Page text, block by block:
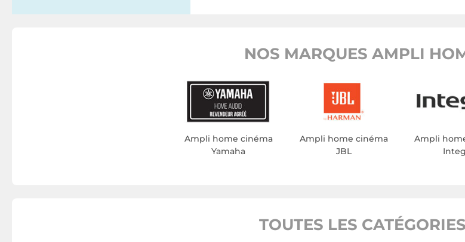
NOS MARQUES AMPLI
Ampli home cinéma
Yamaha
Ampli home cinéma
JBL
Ampli
TOUTES LES